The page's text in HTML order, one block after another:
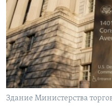
Learning English
СОЦИАЛЬНЫЕ СЕТИ
Языки
Здание Министерства